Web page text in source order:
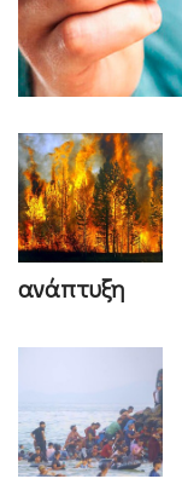
ανάπτυξη